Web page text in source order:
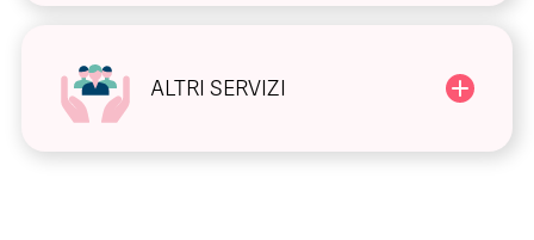
ALTRI SERVIZI